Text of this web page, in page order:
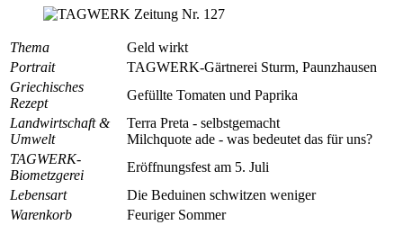
Thema
Geld wirkt
Portrait
TAGWERK-Gärtnerei Sturm, Paunzhausen
Griechisches
Rezept
Gefüllte Tomaten und Paprika
Landwirtschaft &
Umwelt
Terra Preta - selbstgemacht
Milchquote ade - was bedeutet das für uns?
TAGWERK-
Biometzgerei
Eröffnungsfest am 5. Juli
Lebensart
Die Beduinen schwitzen weniger
Warenkorb
Feuriger Sommer